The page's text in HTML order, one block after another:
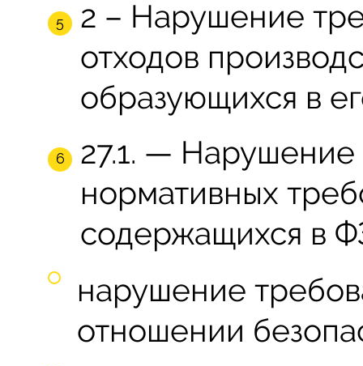
2 – Нарушение
отходов
образующихся в
27.1. — Нарушение
нормативных
содержащихся в
нарушение
отношении